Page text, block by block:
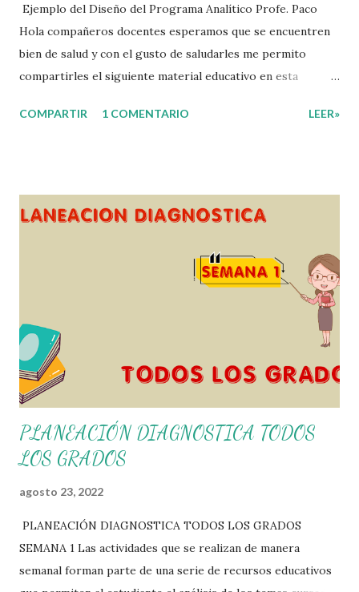
Ejemplo del Diseño del Programa Analítico Profe. Paco
Hola compañeros docentes esperamos que se encuentren
bien de salud y con el gusto de saludarles me permito
compartirles el siguiente material educativo en esta
Esperando que este material sea de gran utilidad para
agradecemos a los creadores de los diferentes materiales
nosotros solo los compartimos con fines educativos,
didácticos e informativos. ☺️ Obtén documento completo
aquí 👇👇 👇 Ejemplo del Diseño del Programa Analítico
COMPARTIR 1 COMENTARIO LEER»
PLANEACIÓN DIAGNOSTICA TODOS
LOS GRADOS
agosto 23, 2022
PLANEACIÓN DIAGNOSTICA TODOS LOS GRADOS
SEMANA 1 Las actividades que se realizan de manera
semanal forman parte de una serie de recursos educativos